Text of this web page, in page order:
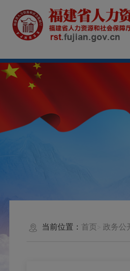
当前位置： 首页 政务公